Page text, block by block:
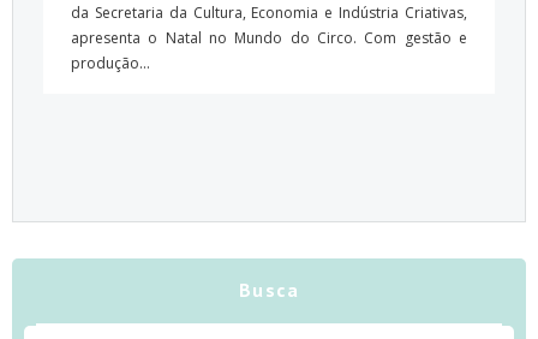
da Secretaria da Cultura, Economia e Indústria Criativas,
apresenta o Natal no Mundo do Circo. Com gestão e
produção...
Busca